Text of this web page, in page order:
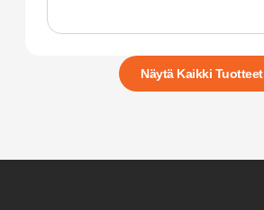
Näytä Kaikki Tuotteet